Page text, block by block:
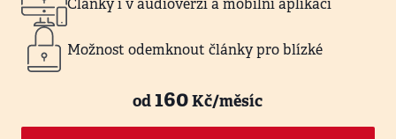
Možnost odemknout články pro blízké
od160Kč/měsíc